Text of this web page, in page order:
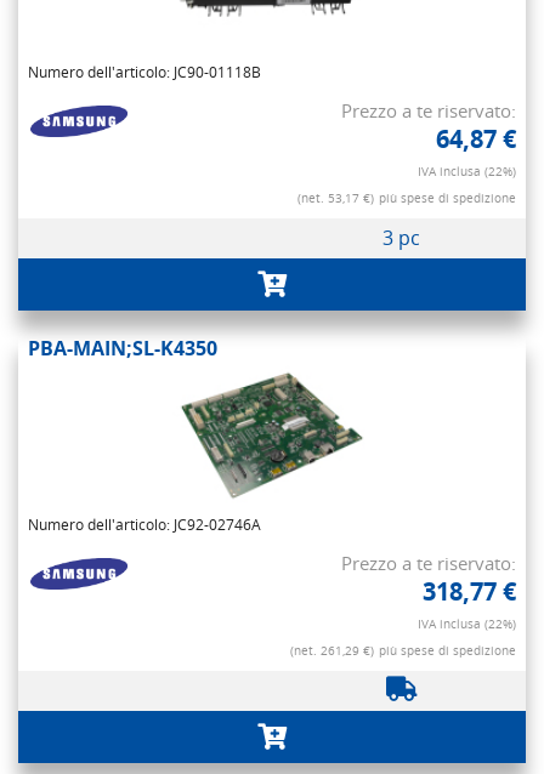
Numero dell'articolo: JC90-01118B
Prezzo a te riservato:
64,87 €
IVA inclusa (22%)
(net. 53,17 €) più spese di spedizione
3 pc
PBA-MAIN;SL-K4350
Numero dell'articolo: JC92-02746A
Prezzo a te riservato:
318,77 €
IVA inclusa (22%)
(net. 261,29 €) più spese di spedizione